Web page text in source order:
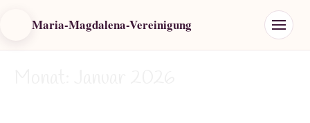
Maria-Magdalena-Vereinigung